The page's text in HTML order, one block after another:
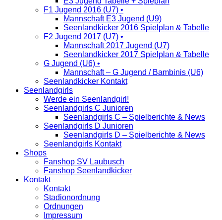
F1 Jugend 2016 (U7) •
Mannschaft E3 Jugend (U9)
Seenlandkicker 2016 Spielplan & Tabelle
F2 Jugend 2017 (U7) •
Mannschaft 2017 Jugend (U7)
Seenlandkicker 2017 Spielplan & Tabelle
G Jugend (U6) •
Mannschaft – G Jugend / Bambinis (U6)
Seenlandkicker Kontakt
Seenlandgirls
Werde ein Seenlandgirl!
Seenlandgirls C Junioren
Seenlandgirls C – Spielberichte & News
Seenlandgirls D Junioren
Seenlandgirls D – Spielberichte & News
Seenlandgirls Kontakt
Shops
Fanshop SV Laubusch
Fanshop Seenlandkicker
Kontakt
Kontakt
Stadionordnung
Ordnungen
Impressum